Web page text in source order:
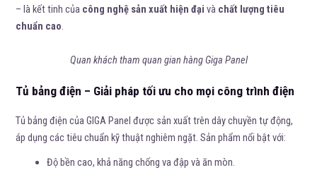
– là kết tinh của công nghệ sản xuất hiện đại và chất lượng tiêu
chuẩn cao.
Quan khách tham quan gian hàng Giga Panel
Tủ bảng điện – Giải pháp tối ưu cho mọi công trình điện
Tủ bảng điện của GIGA Panel được sản xuất trên dây chuyền tự động,
áp dụng các tiêu chuẩn kỹ thuật nghiêm ngặt. Sản phẩm nổi bật với:
Độ bền cao, khả năng chống va đập và ăn mòn.